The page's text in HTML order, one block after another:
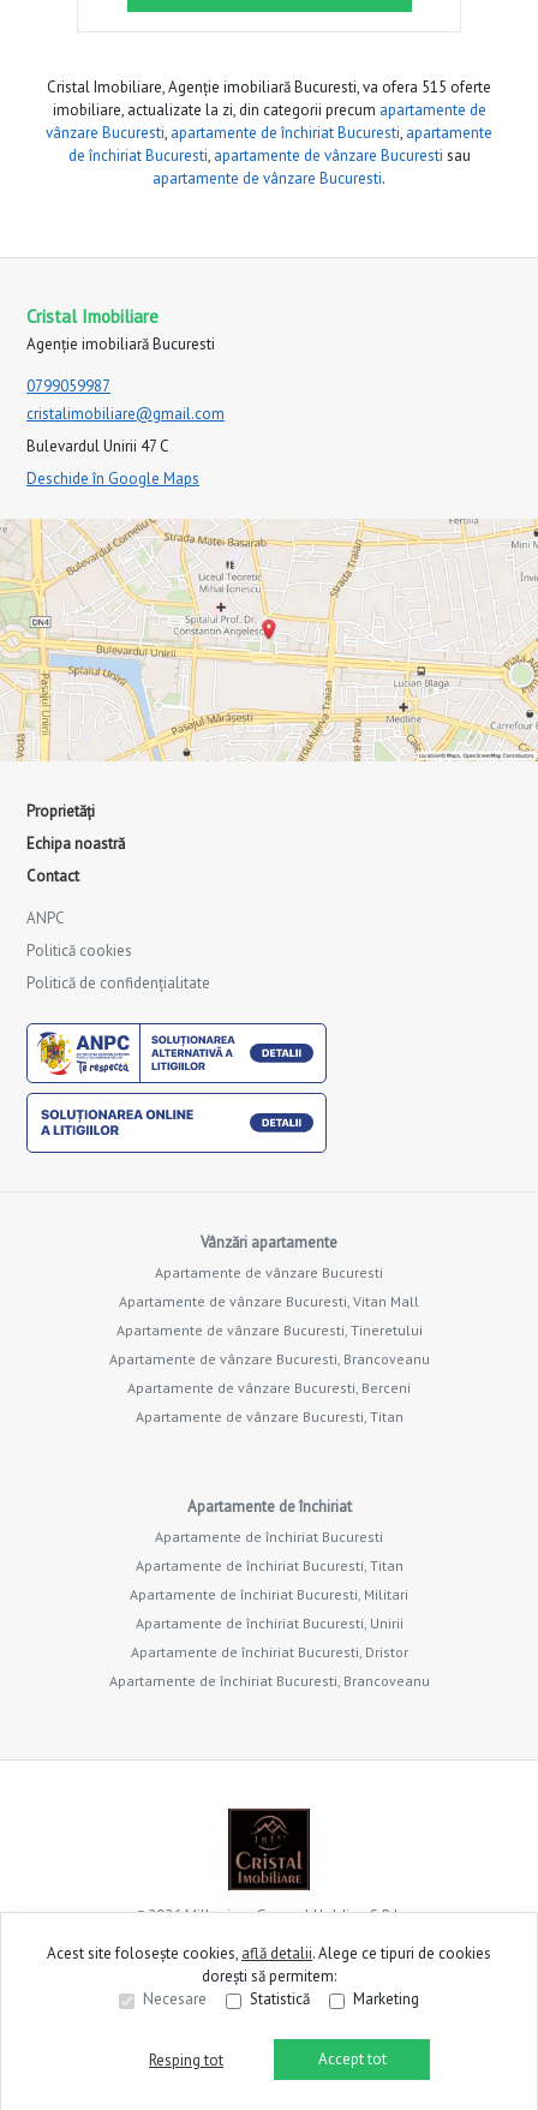
Cristal Imobiliare, Agenție imobiliară Bucuresti, va ofera 515 oferte
imobiliare, actualizate la zi, din categorii precum apartamente de
vânzare Bucuresti, apartamente de închiriat Bucuresti, apartamente
de închiriat Bucuresti, apartamente de vânzare Bucuresti sau
apartamente de vânzare Bucuresti.
Cristal Imobiliare
Agenție imobiliară Bucuresti
0799059987
cristalimobiliare@gmail.com
Bulevardul Unirii 47 C
Deschide în Google Maps
Proprietăți
Echipa noastră
Contact
ANPC
Politică cookies
Politică de confidențialitate
Vânzări apartamente
Apartamente de vânzare Bucuresti
Apartamente de vânzare Bucuresti, Vitan Mall
Apartamente de vânzare Bucuresti, Tineretului
Apartamente de vânzare Bucuresti, Brancoveanu
Apartamente de vânzare Bucuresti, Berceni
Apartamente de vânzare Bucuresti, Titan
Apartamente de închiriat
Apartamente de închiriat Bucuresti
Apartamente de închiriat Bucuresti, Titan
Apartamente de închiriat Bucuresti, Militari
Apartamente de închiriat Bucuresti, Unirii
Apartamente de închiriat Bucuresti, Dristor
Apartamente de închiriat Bucuresti, Brancoveanu
©2026Millenium General Holding S.R.L.
Site creat în
Acest site folosește cookies, află detalii.Alege ce tipuri de cookies
dorești să permitem:
Necesare
Statistică Marketing
Resping tot Accept tot